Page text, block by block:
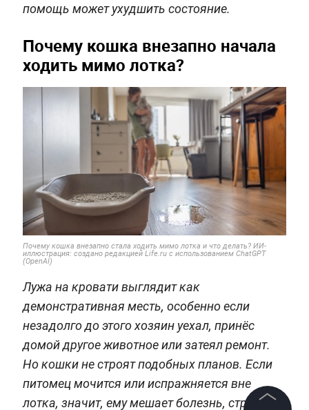
помощь может ухудшить состояние.
Почему кошка внезапно начала
ходить мимо лотка?
Почему кошка внезапно стала ходить мимо лотка и что делать? ИИ-
иллюстрация: создано редакцией Life.ru с использованием ChatGPT
(OpenAI)
Лужа на кровати выглядит как
демонстративная месть, особенно если
незадолго до этого хозяин уехал, принёс
домой другое животное или затеял ремонт.
Но кошки не строят подобных планов. Если
питомец мочится или испражняется вне
лотка, значит, ему мешает болезнь, стресс